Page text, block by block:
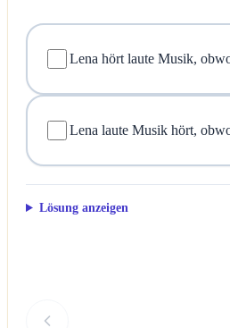
Lena hört laute Musik,
Lena laute Musik hört,
Lösung anzeigen